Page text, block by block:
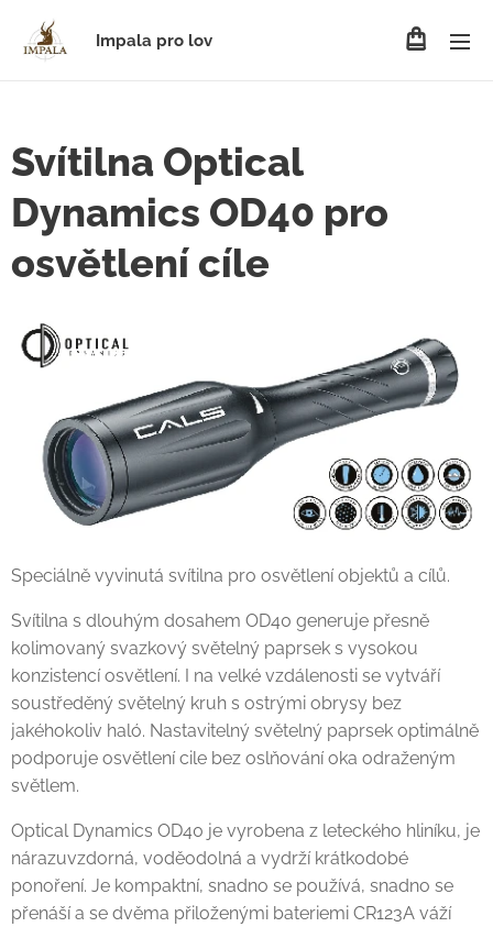
Impala pro lov
Svítilna Optical
Dynamics OD40 pro
osvětlení cíle
Speciálně vyvinutá svítilna pro osvětlení objektů a cílů.
Svítilna s dlouhým dosahem OD40 generuje přesně
kolimovaný svazkový světelný paprsek s vysokou
konzistencí osvětlení. I na velké vzdálenosti se vytváří
soustředěný světelný kruh s ostrými obrysy bez
jakéhokoliv haló. Nastavitelný světelný paprsek optimálně
podporuje osvětlení cile bez oslňování oka odraženým
světlem.
Optical Dynamics OD40 je vyrobena z leteckého hliníku, je
nárazuvzdorná, voděodolná a vydrží krátkodobé
ponoření. Je kompaktní, snadno se používá, snadno se
přenáší a se dvěma přiloženými bateriemi CR123A váží